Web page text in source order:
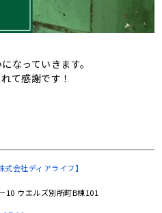
なっていきます。
て感謝です！
会社ディアライフ】
10 ウエルズ別所町B棟101